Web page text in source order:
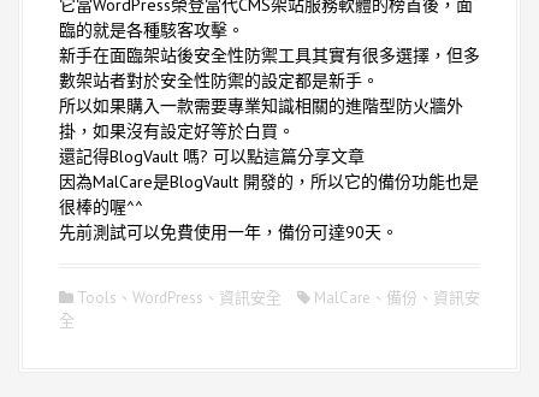
它當WordPress榮登當代CMS架站服務軟體的榜首後，面
臨的就是各種駭客攻擊。
新手在面臨架站後安全性防禦工具其實有很多選擇，但多
數架站者對於安全性防禦的設定都是新手。
所以如果購入一款需要專業知識相關的進階型防火牆外
掛，如果沒有設定好等於白買。
還記得BlogVault 嗎? 可以點這篇分享文章
因為MalCare是BlogVault 開發的，所以它的備份功能也是
很棒的喔^^
先前測試可以免費使用一年，備份可達90天。
Tools 、 WordPress 、 資訊安全 MalCare 、 備份 、 資訊安
全